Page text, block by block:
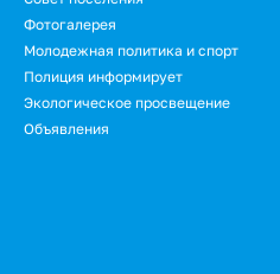
Фотогалерея
Молодежная политика и спорт
Полиция информирует
Экологическое просвещение
Объявления